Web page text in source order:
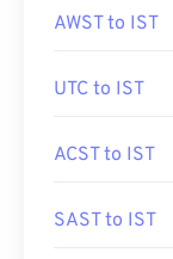
AWST to IST
UTC to IST
ACST to IST
SAST to IST